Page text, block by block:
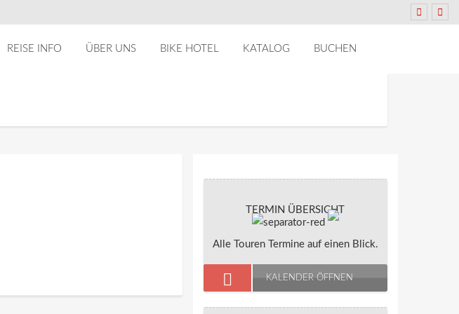
REISE INFO ÜBER UNS BIKE HOTEL KATALOG BUCHEN
TERMIN ÜBERSICHT
Alle Touren Termine auf einen Blick.
KALENDER ÖFFNEN